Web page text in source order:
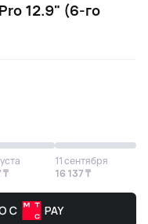
12.9" (6-го
₸
11 сентября
16 137 ₸